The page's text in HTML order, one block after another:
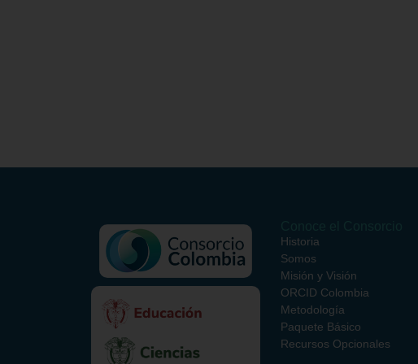
Historia
Somos
Misión y Visión
ORCID Colombia
Metodología
Paquete Básico
Recursos Opcionales